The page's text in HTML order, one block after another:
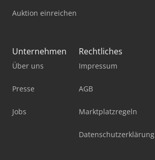
Auktion einreichen
Unternehmen
Über uns
Presse
Jobs
Rechtliches
Impressum
AGB
Marktplatzregeln
Datenschutzerklärung